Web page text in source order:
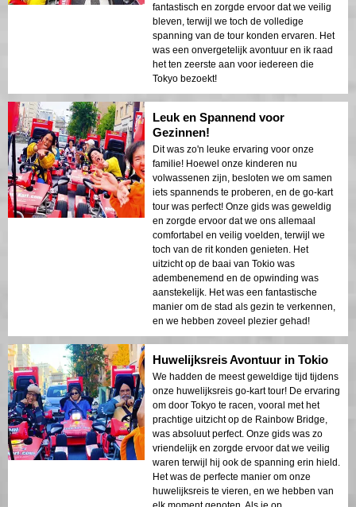
fantastisch en zorgde ervoor dat we veilig
bleven, terwijl we toch de volledige
spanning van de tour konden ervaren. Het
was een onvergetelijk avontuur en ik raad
het ten zeerste aan voor iedereen die
Tokyo bezoekt!
Leuk en Spannend voor
Gezinnen!
Dit was zo'n leuke ervaring voor onze
familie! Hoewel onze kinderen nu
volwassenen zijn, besloten we om samen
iets spannends te proberen, en de go-kart
tour was perfect! Onze gids was geweldig
en zorgde ervoor dat we ons allemaal
comfortabel en veilig voelden, terwijl we
toch van de rit konden genieten. Het
uitzicht op de baai van Tokio was
adembenemend en de opwinding was
aanstekelijk. Het was een fantastische
manier om de stad als gezin te verkennen,
en we hebben zoveel plezier gehad!
Huwelijksreis Avontuur in Tokio
We hadden de meest geweldige tijd tijdens
onze huwelijksreis go-kart tour! De ervaring
om door Tokyo te racen, vooral met het
prachtige uitzicht op de Rainbow Bridge,
was absoluut perfect. Onze gids was zo
vriendelijk en zorgde ervoor dat we veilig
waren terwijl hij ook de spanning erin hield.
Het was de perfecte manier om onze
huwelijksreis te vieren, en we hebben van